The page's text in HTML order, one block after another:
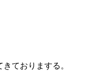
ておりまする。